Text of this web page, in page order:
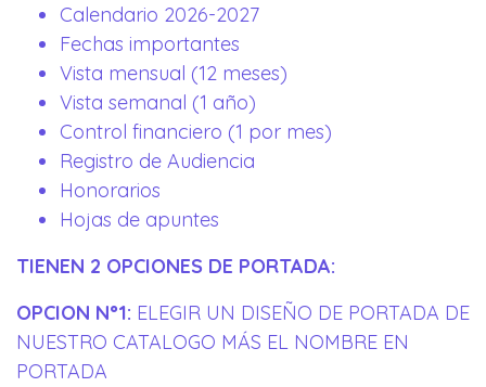
Calendario 2026-2027
Fechas importantes
Vista mensual (12 meses)
Vista semanal (1 año)
Control financiero (1 por mes)
Registro de Audiencia
Honorarios
Hojas de apuntes
TIENEN 2 OPCIONES DE PORTADA:
OPCION N°1: ELEGIR UN DISEÑO DE PORTADA DE
NUESTRO CATALOGO MÁS EL NOMBRE EN
PORTADA